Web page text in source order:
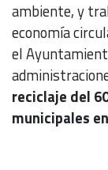
ambiente, y
economía
el
reciclaje del
municipales